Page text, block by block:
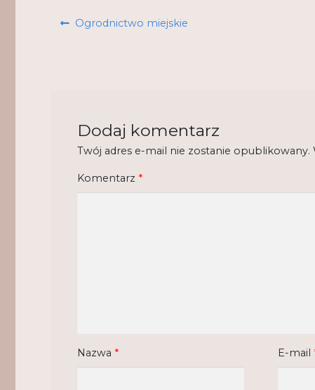
Nawigacja
Poprzedni
Ogrodnictwo miejskie
Dodaj komentarz
Twój adres e-mail nie zostanie opublikowany.
Komentarz *
Nazwa * E-mail